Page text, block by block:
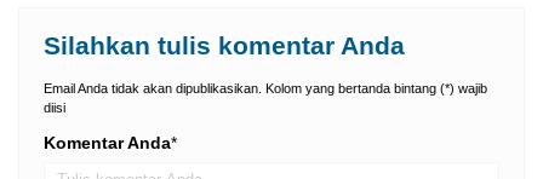
Silahkan tulis komentar Anda
Email Anda tidak akan dipublikasikan. Kolom yang bertanda bintang (*) wajib
diisi
Komentar Anda*